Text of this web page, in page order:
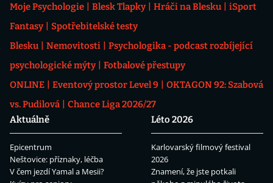
Moje Psychologie Blesk Tlapky Hráči na Blesku
iSport
Fantasy
Spotřebitelské testy
Blesku
Nemovitosti
Psychologika - podcast rozbíjející
psychologické mýty
Fotbalové přestupy
ONLINE
Eventový prostor Level 9
OKTAGON 92: Szabová
vs. Pudilová
Chance Liga 2026/27
Aktuálně
Epicentrum
Neštovice: příznaky, léčba
V čem jezdí Yamal a Mesii?
Léto 2026
Karlovarský filmový festival
2026
Znamení, že jste potkali